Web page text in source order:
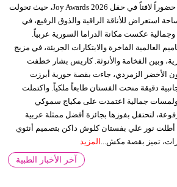
سجّلت النجمات السوريات حضوراً لافتاً في حفل Joy Awards 2026، حيث تحولت
استعراض للأناقة الراقية والذوق الرفيع، في
عكست مكانة الدراما السورية عربياً.
العالمية الفاخرة والابتكارات الجريئة، في مزيج
وبين الفخامة والأنوثة. كاريس بشار خطفت
الأخضر الزمردي، جاءت بقصة حورية أبرزت
دقيقة منحت الفستان طابعاً ملكياً. واكتملت
ولمسات جمالية اعتمدت على مكياج سموكي
لتحتفل بفوزها بجائزة أفضل ممثلة عربية
أطلت نور علي بفستان كلوش داكن بتصميم أنثوي
تميز بقصة مكش...
المزيد
آخر الأخبار الطبية